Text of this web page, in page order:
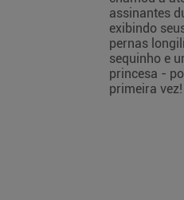
assinantes
exibindo
pernas
sequinho e
princesa -
primeira vez!